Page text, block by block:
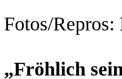
Fotos/
„Fröhlich